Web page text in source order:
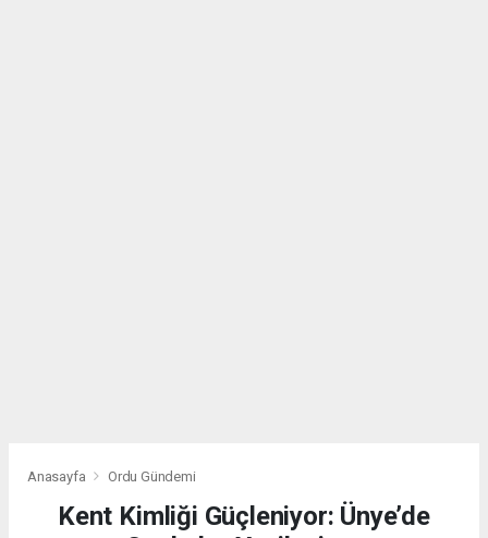
Anasayfa Ordu Gündemi
Kent Kimliği Güçleniyor: Ünye’de